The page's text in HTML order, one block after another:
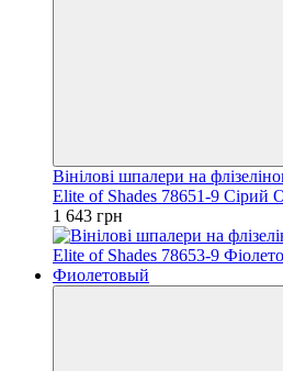
Вінілові шпалери на
Elite of Shades 78651-9 Сірий
1 643 грн